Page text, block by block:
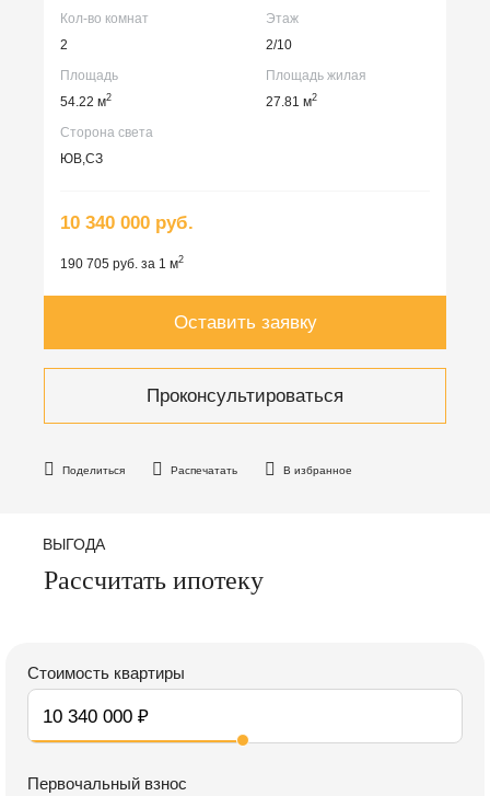
Поделиться Распечатать В избранное
Кол-во комнат
2
Этаж
2/10
Площадь
54.22 м2
Площадь жилая
27.81 м2
Сторона света
ЮВ,СЗ
10 340 000 руб.
190 705 руб. за 1 м2
Оставить заявку
Проконсультироваться
ВЫГОДА
Рассчитать ипотеку
Стоимость квартиры
Первочальный взнос